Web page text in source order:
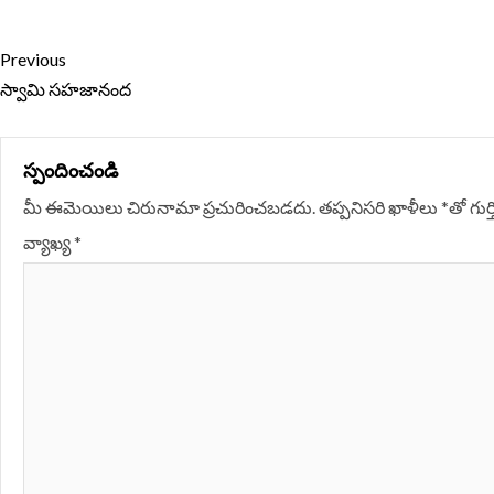
Continue
Reading
Previous
స్వామి సహజానంద
స్పందించండి
మీ ఈమెయిలు చిరునామా ప్రచురించబడదు. తప్పనిసరి ఖాళీలు *‌తో
వ్యాఖ్య*